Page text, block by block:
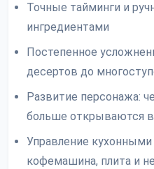
Точные тайминги и
ингредиентами
Постепенное
десертов до
Развитие персонажа:
больше открываются
Управление кухонными
кофемашина, плита и